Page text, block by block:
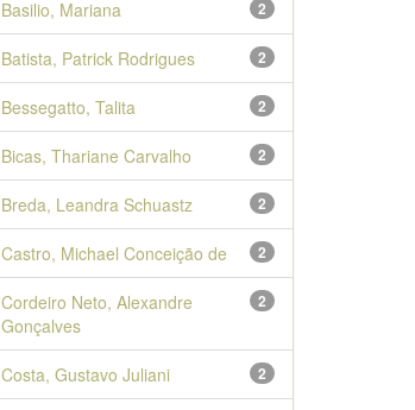
2
Basilio, Mariana
2
Batista, Patrick Rodrigues
2
Bessegatto, Talita
2
Bicas, Thariane Carvalho
2
Breda, Leandra Schuastz
2
Castro, Michael Conceição de
2
Cordeiro Neto, Alexandre
Gonçalves
2
Costa, Gustavo Juliani